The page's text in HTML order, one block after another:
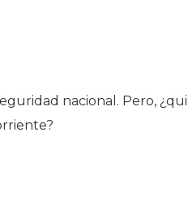
nacional. Pero,